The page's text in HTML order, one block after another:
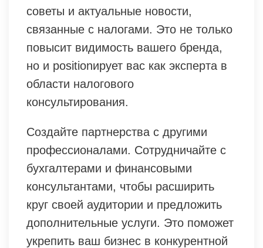
советы и актуальные новости,
связанные с налогами. Это не только
повысит видимость вашего бренда,
но и positionирует вас как эксперта в
области налогового
консультирования.
Создайте партнерства с другими
профессионалами. Сотрудничайте с
бухгалтерами и финансовыми
консультантами, чтобы расширить
круг своей аудитории и предложить
дополнительные услуги. Это поможет
укрепить ваш бизнес в конкурентной